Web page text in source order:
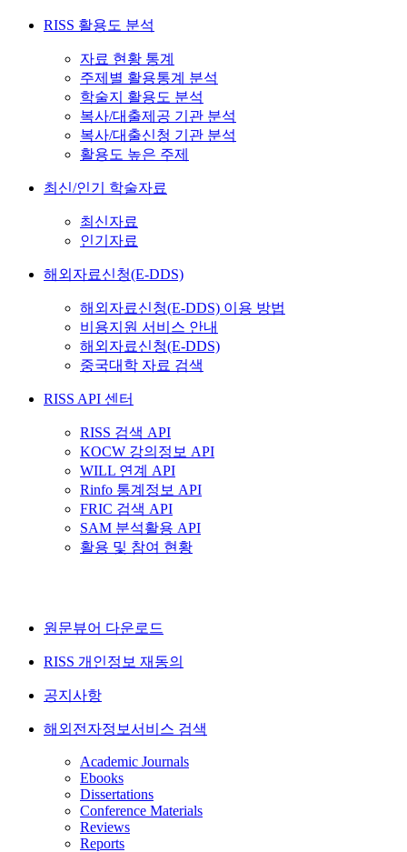
RISS 활용도 분석
자료 현황 통계
주제별 활용통계 분석
학술지 활용도 분석
복사/대출제공 기관 분석
복사/대출신청 기관 분석
활용도 높은 주제
최신/인기 학술자료
최신자료
인기자료
해외자료신청(E-DDS)
해외자료신청(E-DDS) 이용 방법
비용지원 서비스 안내
해외자료신청(E-DDS)
중국대학 자료 검색
RISS API 센터
RISS 검색 API
KOCW 강의정보 API
WILL 연계 API
Rinfo 통계정보 API
FRIC 검색 API
SAM 분석활용 API
활용 및 참여 현황
원문뷰어 다운로드
RISS 개인정보 재동의
공지사항
해외전자정보서비스 검색
Academic Journals
Ebooks
Dissertations
Conference Materials
Reviews
Reports